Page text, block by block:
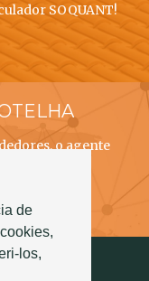
de
los,
SOQUANT!
o agente